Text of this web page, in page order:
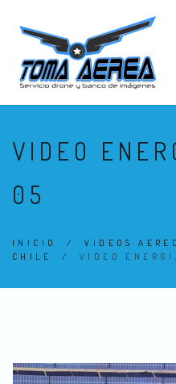
VIDEO
05
INICIO /VIDEOS
CHILE
/ VIDEO